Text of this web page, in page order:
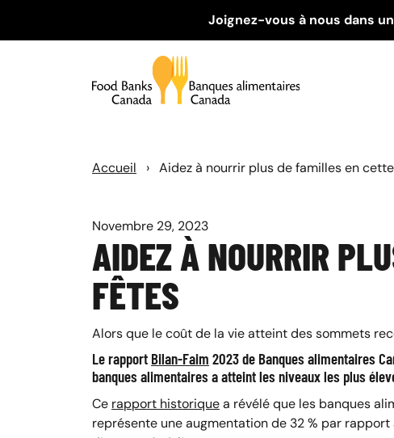
Joignez-vous à nous dans
Accueil › Aidez à nourrir plus de familles en
Novembre 29, 2023
AIDEZ À NOURRIR
FÊTES
Alors que le coût de la vie atteint des sommets
Le rapport Bilan-Faim 2023 de Banques alimentaires
banques alimentaires a atteint les niveaux les plus
Ce rapport historiquea révélé que les banques
représente une augmentation de 32 % par